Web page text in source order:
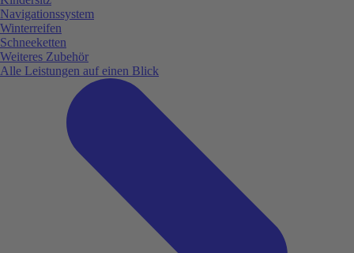
Navigationssystem
Winterreifen
Schneeketten
Weiteres Zubehör
Alle Leistungen auf einen Blick